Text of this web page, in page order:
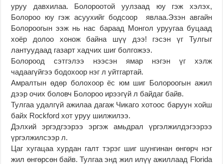
уруу давхилаа. Болороотой уулзаад юу гэж хэлэх,
Болороо юу гэж асуухийг бодсоор явлаа.Эзэн авгайн
Болороогын ээж нь нас бараад Монгол уруугаа буцаад
хоёр долоо хонож байна шүү дээ! гэсэн үг Тулгыг
лантуудаад газарт хадчих шиг болгожээ.
Болороод сэтгэлээ нээсэн ямар нэгэн үг хэлж
чадаагүйгээ бодохоор нэг л уйтгартай.
Амралтын өдөр болохоор ёс юм шиг Болороогын ажил
дээр очих боловч Болороо ирээгүй л байдаг байв.
Тулгаа удалгүй ажилаа дагаж Чикаго хотоос баруун хойш
байх Rockford хот уруу шилжилээ.
Дэлхий эргэдгээрээ эргэж амьдрал үргэлжилдэгээрээ
үргэлжилсээр л.
Цаг хугацаа хурдан галт тэрэг шиг шунгинан өнгөрч нэг
жил өнгөрсөн байв. Тулгаа энд жил илүү ажиллаад Florida